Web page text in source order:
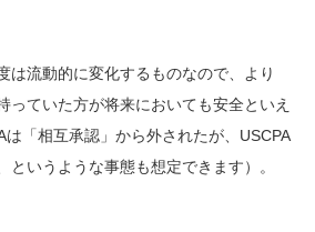
は流動的に変化するものなので、より
っていた方が将来においても安全といえ
は「相互承認」から外されたが、USCPA
というような事態も想定できます）。